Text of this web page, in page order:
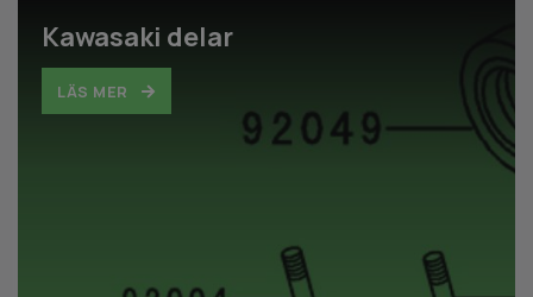
Kawasaki delar
LÄS MER